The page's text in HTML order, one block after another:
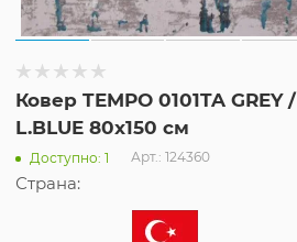
Ковер TEMPO 0101TA GREY /
L.BLUE 80x150 см
Доступно: 1 Арт.: 124360
Страна: